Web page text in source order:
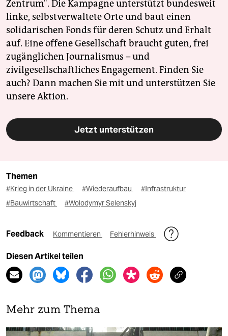
Zentrum". Die Kampagne unterstützt bundesweit
linke, selbstverwaltete Orte und baut einen
solidarischen Fonds für deren Schutz und Erhalt
auf. Eine offene Gesellschaft braucht guten, frei
zugänglichen Journalismus – und
zivilgesellschaftliches Engagement. Finden Sie
auch? Dann machen Sie mit und unterstützen Sie
unsere Aktion.
Jetzt unterstützen
Themen
#Krieg in der Ukraine #Wiederaufbau
#Infrastruktur
#Bauwirtschaft
#Wolodymyr Selenskyj
Feedback Kommentieren Fehlerhinweis
Diesen Artikel teilen
Mehr zum Thema